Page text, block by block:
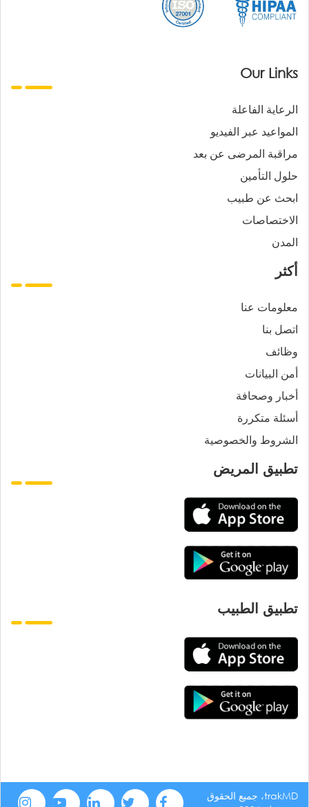
Our Links
الرعاية الفاعلة
المواعيد عبر الفيديو
مراقبة المرضى عن بعد
حلول التأمين
ابحث عن طبيب
الاختصاصات
المدن
أكثر
معلومات عنا
اتصل بنا
وظائف
أمن البيانات
أخبار وصحافة
أسئلة متكررة
الشروط والخصوصية
تطبيق المريض
تطبيق الطبيب
trakMD، جميع الحقوق